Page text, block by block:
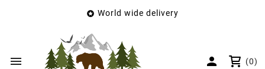
 World wide delivery
  (0)
Wishlist name